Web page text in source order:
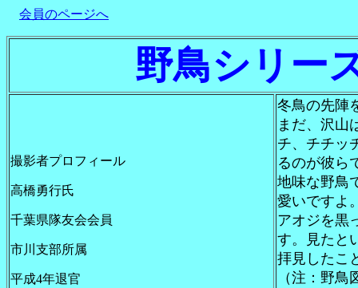
会員のページへ
野鳥シリー
撮影者プロフィール
高橋勇行氏
千葉県隊友会会員
市川支部所属
平成4年退官
冬鳥の先陣
まだ、沢山
チ、チチッ
るのが彼ら
地味な野鳥
愛いですよ
アオジを黒
す。見たと
拝見したこ
（注：野